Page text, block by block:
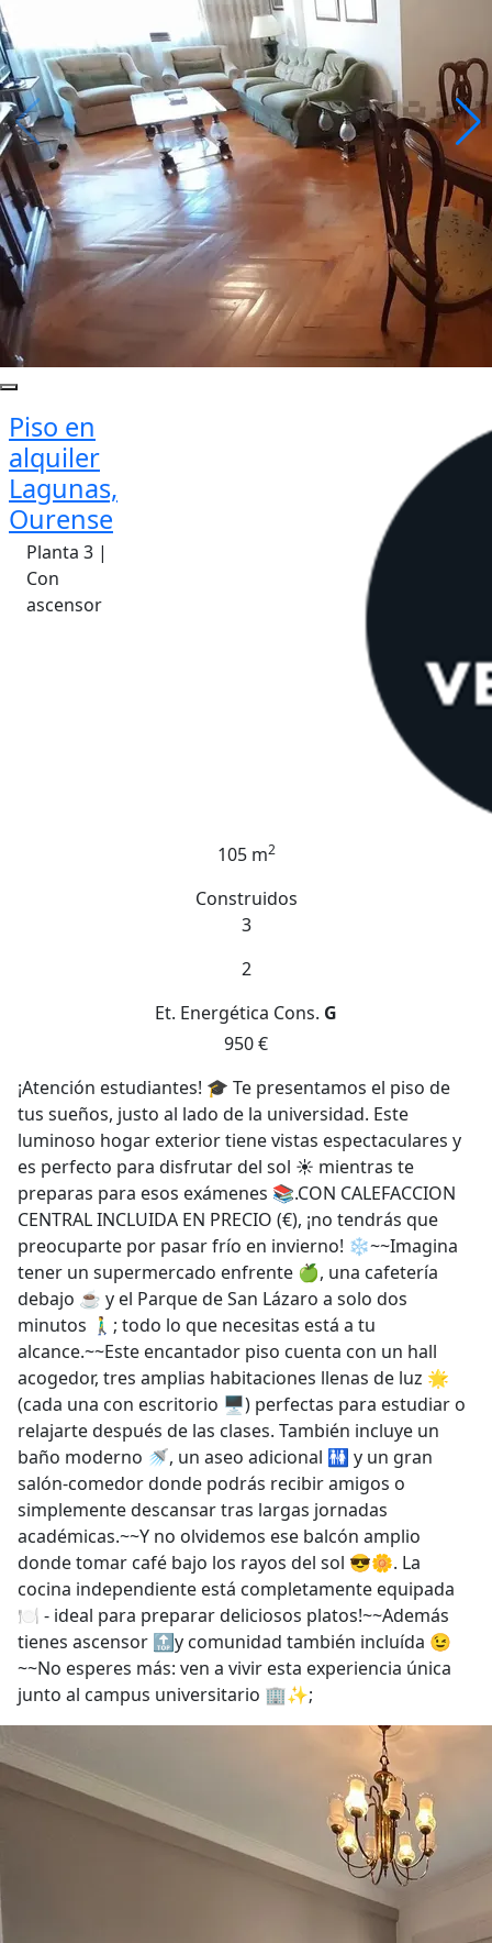
Piso en
alquiler
Lagunas,
Ourense
Planta 3 |
Con
ascensor
105 m2
Construidos
3
2
Et. Energética Cons. G
950 €
¡Atención estudiantes! 🎓 Te presentamos el piso de
tus sueños, justo al lado de la universidad. Este
luminoso hogar exterior tiene vistas espectaculares y
es perfecto para disfrutar del sol ☀️ mientras te
preparas para esos exámenes 📚.CON CALEFACCION
CENTRAL INCLUIDA EN PRECIO (€), ¡no tendrás que
preocuparte por pasar frío en invierno! ❄️~~Imagina
tener un supermercado enfrente 🍏, una cafetería
debajo ☕ y el Parque de San Lázaro a solo dos
minutos 🚶‍♂️; todo lo que necesitas está a tu
alcance.~~Este encantador piso cuenta con un hall
acogedor, tres amplias habitaciones llenas de luz 🌟
(cada una con escritorio 🖥️) perfectas para estudiar o
relajarte después de las clases. También incluye un
baño moderno 🚿, un aseo adicional 🚻 y un gran
salón-comedor donde podrás recibir amigos o
simplemente descansar tras largas jornadas
académicas.~~Y no olvidemos ese balcón amplio
donde tomar café bajo los rayos del sol 😎🌼. La
cocina independiente está completamente equipada
🍽️ - ideal para preparar deliciosos platos!~~Además
tienes ascensor 🔝y comunidad también incluída 😉
~~No esperes más: ven a vivir esta experiencia única
junto al campus universitario 🏢✨;